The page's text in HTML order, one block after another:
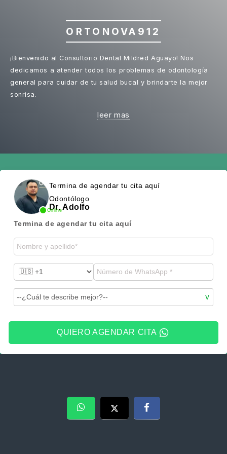
ORTONOVA912
¡Bienvenido al Consultorio Dental Mildred Aguayo! Nos
dedicamos a atender todos los problemas de odontología
general para cuidar de tu salud bucal y brindarte la mejor
sonrisa.
leer mas
Online
Termina de agendar tu cita aquí
Odontólogo
Dr. Adolfo
Termina de agendar tu cita aquí
QUIERO AGENDAR CITA